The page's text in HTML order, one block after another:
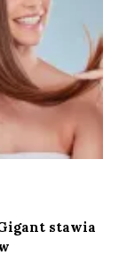
stawia